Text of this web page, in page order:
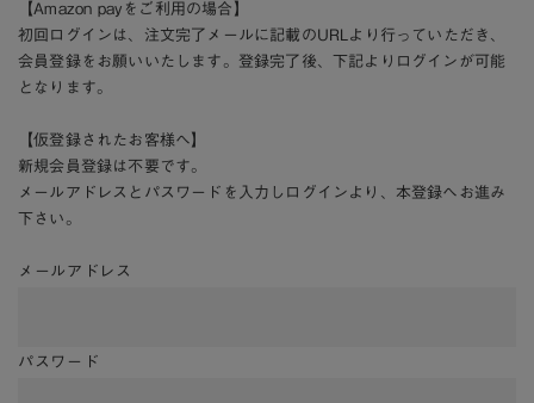
【Amazon payをご利用の場合】
初回ログインは、注文完了メールに記載のURLより行っていただき、
会員登録をお願いいたします。登録完了後、下記よりログインが可能
となります。
【仮登録されたお客様へ】
新規会員登録は不要です。
メールアドレスとパスワードを入力しログインより、本登録へお進み
下さい。
メールアドレス
パスワード